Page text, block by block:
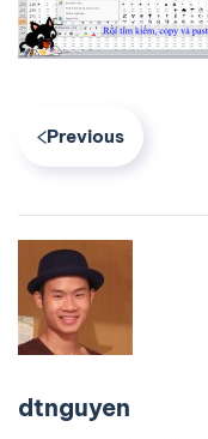
Previous
dtnguyen